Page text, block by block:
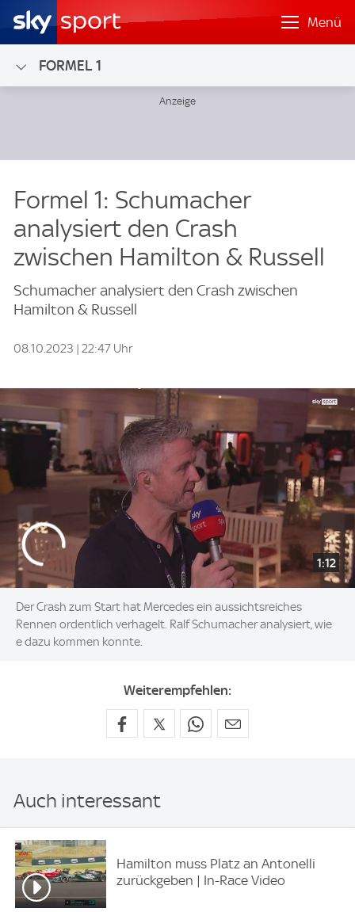
Menü
FORMEL 1
Formel 1: Schumacher
analysiert den Crash
zwischen Hamilton & Russell
Schumacher analysiert den Crash zwischen
Hamilton & Russell
08.10.2023 | 22:47 Uhr
1:12
Der Crash zum Start hat Mercedes ein aussichtsreiches
Rennen ordentlich verhagelt. Ralf Schumacher analysiert, wie
e dazu kommen konnte.
Weiterempfehlen:
Auch interessant
Hamilton muss Platz an Antonelli
zurückgeben | In-Race Video